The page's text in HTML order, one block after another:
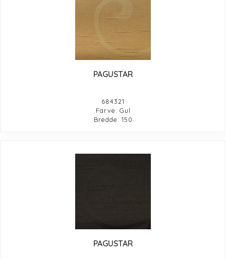
PAGUSTAR
684321
Farve: Gul
Bredde: 150
PAGUSTAR